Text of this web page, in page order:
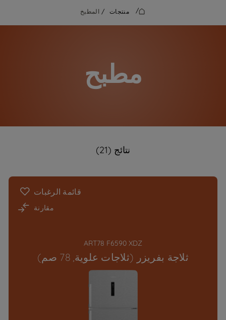
/ منتجات / المطبخ
مطبح
نتائج (21)
قائمة الرغبات
مقارنة
ART78 F6590 XDZ
ثلاجة بفريزر (ثلاجات علوية, 78 صم)